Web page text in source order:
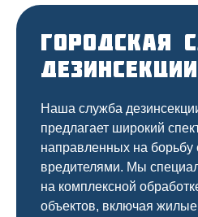
Городская
Наша служба
предлагает широкий
направленных на
вредителями. Мы
на комплексной
объектов, включая